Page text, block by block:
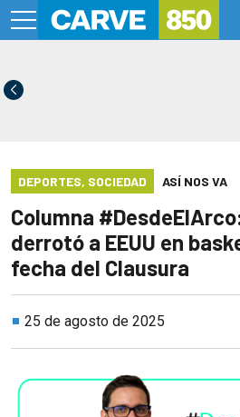
DEPORTES, SOCIEDAD ASÍ NOS VA
Columna
derrotó a EEUU en
fecha del Clausura
25 de agosto de 2025